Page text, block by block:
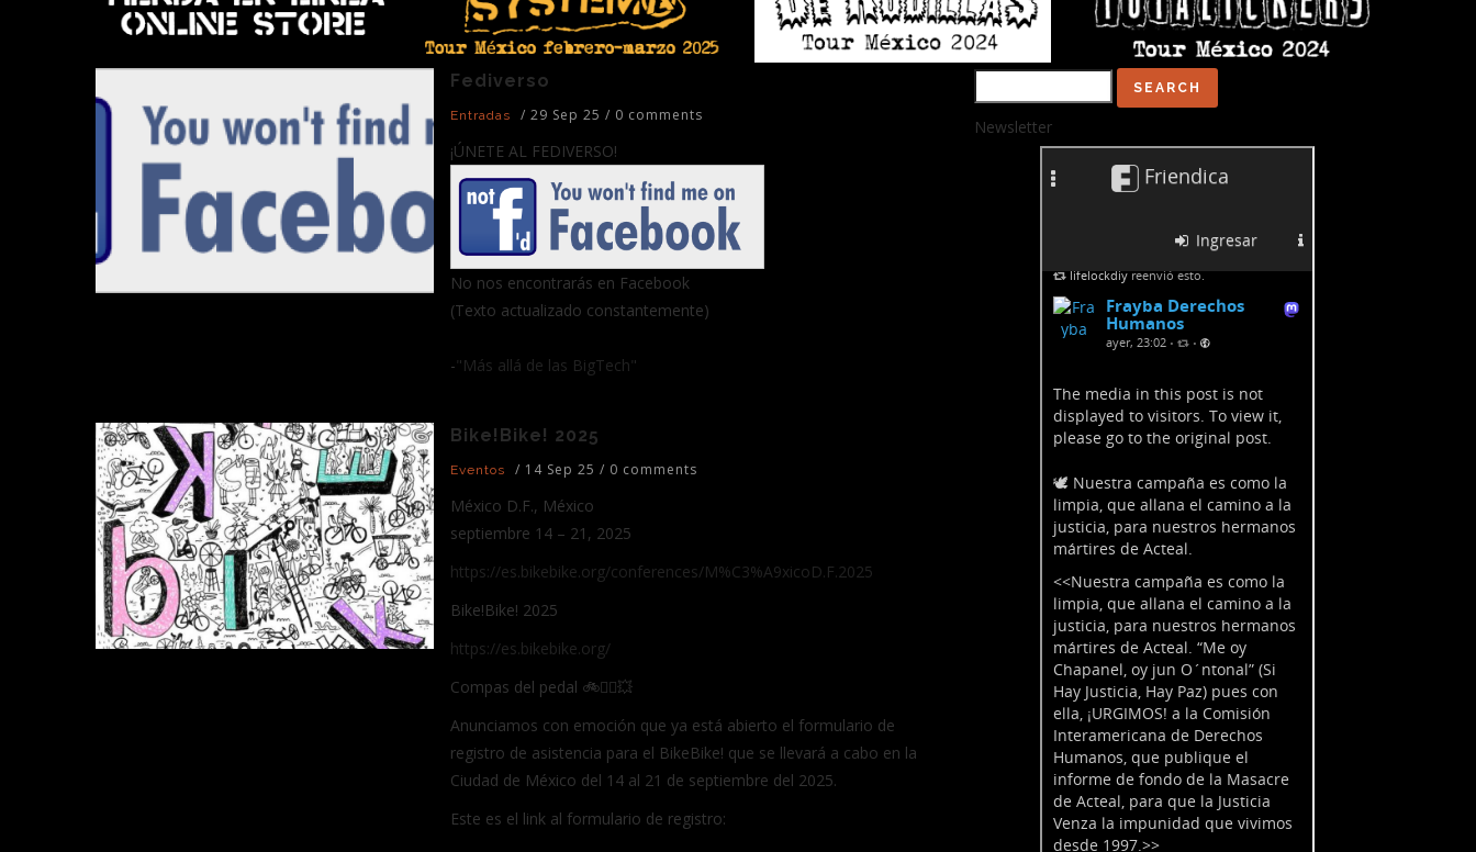
Fediverso
Entradas / 29 Sep 25 / 0 comments
¡ÚNETE AL FEDIVERSO!
No nos encontrarás en Facebook
(Texto actualizado constantemente)
- "Más allá de las BigTech"
Bike!Bike! 2025
Eventos / 14 Sep 25 / 0 comments
México D.F., México
septiembre 14 – 21, 2025
https://es.bikebike.org/conferences/M%C3%A9xicoD.F.2025
Bike!Bike! 2025
https://es.bikebike.org/
Compas del pedal 🚲🏴‍☠️💥
Anunciamos con emoción que ya está abierto el formulario de
registro de asistencia para el BikeBike! que se llevará a cabo en la
Ciudad de México del 14 al 21 de septiembre del 2025.
Este es el link al formulario de registro:
Newsletter